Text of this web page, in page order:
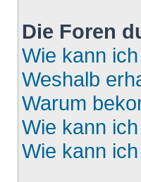
Die Foren
Wie kann
Weshalb
Warum
Wie kann
Wie kann